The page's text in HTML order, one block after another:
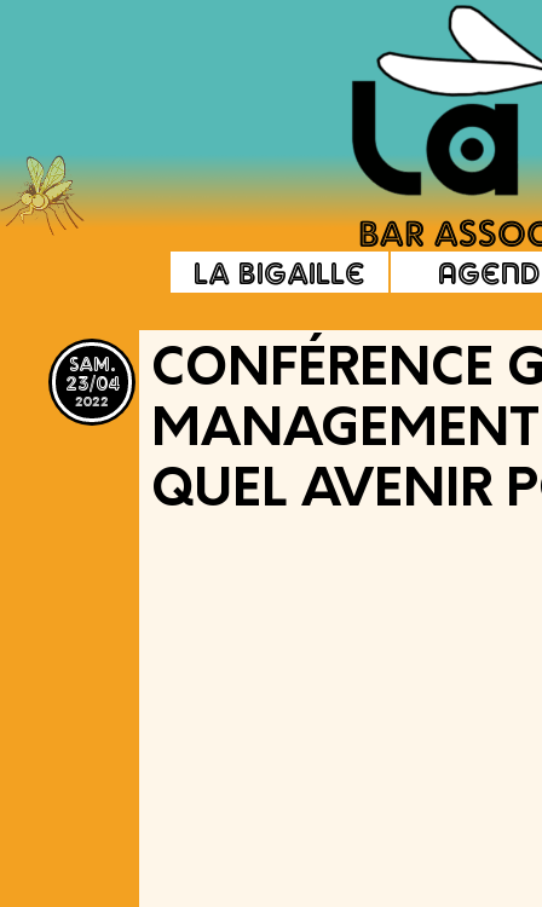
La Bigaille
sam.
23/04
2022
CONFÉRENCE
QUEL AVENIR